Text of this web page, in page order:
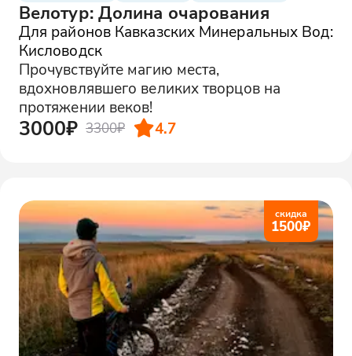
Велотур: Долина очарования
Для районов Кавказских Минеральных Вод:
Кисловодск
Прочувствуйте магию места,
вдохновлявшего великих творцов на
протяжении веков!
3000₽ 3300₽ 4.7
скидка
1500₽